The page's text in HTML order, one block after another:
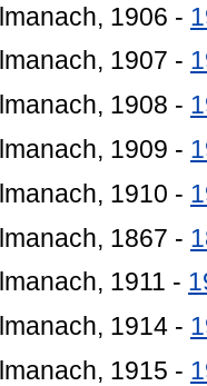
1906 -
1907 -
1908 -
1909 -
1910 -
1867 -
1911 -
1914 -
1915 -